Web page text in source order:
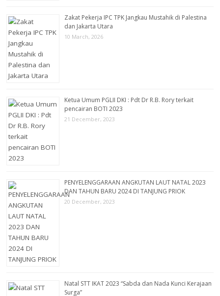
Zakat Pekerja IPC TPK Jangkau Mustahik di Palestina
dan Jakarta Utara
10 March, 2026
Ketua Umum PGLII DKI : Pdt Dr R.B. Rory terkait
pencairan BOTI 2023
21 December, 2023
PENYELENGGARAAN ANGKUTAN LAUT NATAL 2023
DAN TAHUN BARU 2024 DI TANJUNG PRIOK
20 December, 2023
Natal STT IKAT 2023 “Sabda dan Nada Kunci Kerajaan
Surga”